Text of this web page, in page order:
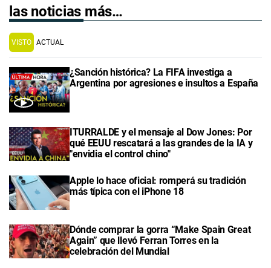
las noticias más…
VISTO ACTUAL
¿Sanción histórica? La FIFA investiga a
Argentina por agresiones e insultos a España
ITURRALDE y el mensaje al Dow Jones: Por
qué EEUU rescatará a las grandes de la IA y
"envidia el control chino"
Apple lo hace oficial: romperá su tradición
más típica con el iPhone 18
Dónde comprar la gorra “Make Spain Great
Again” que llevó Ferran Torres en la
celebración del Mundial